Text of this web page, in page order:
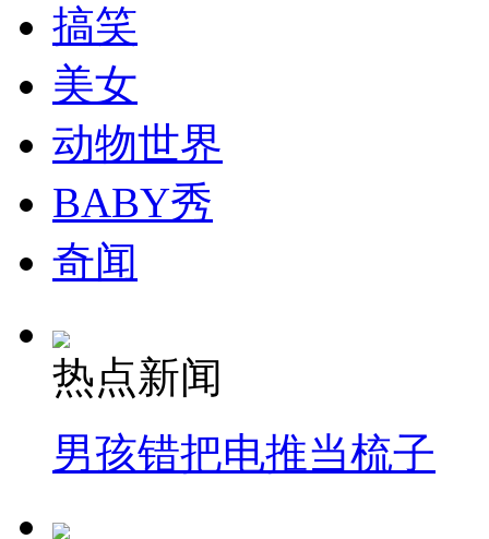
纽约上演“枕头大战”
司机酒驾遇交警 急速倒车逃窜
搞笑
美女
动物世界
BABY秀
奇闻
热点新闻
男孩错把电推当梳子